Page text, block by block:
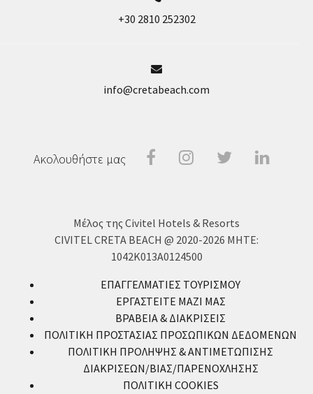
+30 2810 252302
info@cretabeach.com
Ακολουθήστε μας FacebookInstragram
Twitter
Μέλος της Civitel Hotels & Resorts
CIVITEL CRETA BEACH @ 2020-2026 MHTE:
1042Κ013Α0124500
ΕΠΑΓΓΕΛΜΑΤΙΕΣ ΤΟΥΡΙΣΜΟΥ
ΕΡΓΑΣΤΕΙΤΕ ΜΑΖΙ ΜΑΣ
ΒΡΑΒΕΙΑ & ΔΙΑΚΡΙΣΕΙΣ
ΠΟΛΙΤΙΚΗ ΠΡΟΣΤΑΣΙΑΣ ΠΡΟΣΩΠΙΚΩΝ ΔΕΔΟΜΕΝΩΝ
ΠΟΛΙΤΙΚΗ ΠΡΟΛΗΨΗΣ & ΑΝΤΙΜΕΤΩΠΙΣΗΣ
ΔΙΑΚΡΙΣΕΩΝ/ΒΙΑΣ/ΠΑΡΕΝΟΧΛΗΣΗΣ
ΠΟΛΙΤΙΚΗ COOKIES